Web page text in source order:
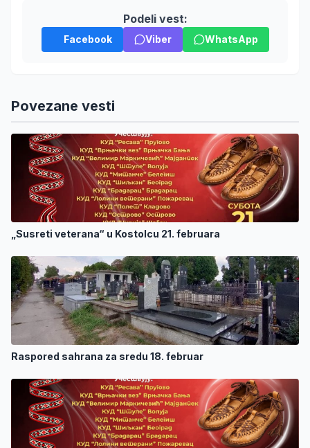
Podeli vest:
Facebook Viber WhatsApp
Povezane vesti
„Susreti veterana“ u Kostolcu 21. februara
Raspored sahrana za sredu 18. februar